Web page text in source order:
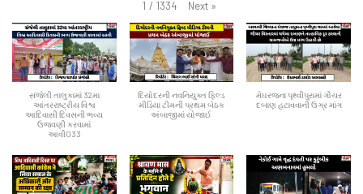
1 / 1334 Next »
સંજેલી તાલુકામાં 32મા
આંતરરાષ્ટ્રીય વિશ્વ
આદિવાસી દિવસની ભવ્ય
ઉજવણી કરવામાં
આવી033
દિયોદરની નવનિયુક્ત ફિલ્ડ
મીડિયા ટીમની પ્રથમ બેઠક
અંબાજીમાં યોજાઈ
મેઘરજના પૃથ્વીપુરામાં ગૌચર
દબાણ હટાવવાની ઉગ્ર માંગ